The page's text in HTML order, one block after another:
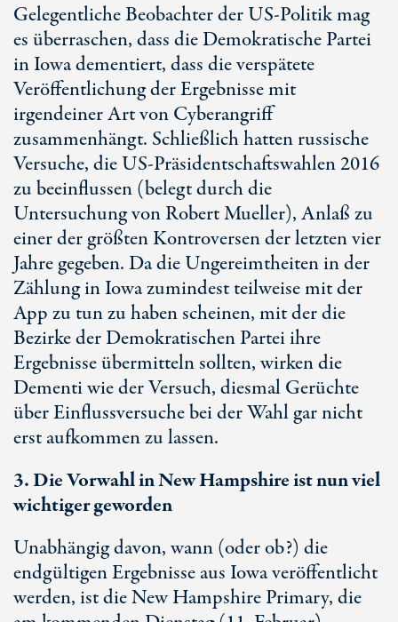
Gelegentliche Beobachter der US-Politik mag
es überraschen, dass die Demokratische Partei
in Iowa dementiert, dass die verspätete
Veröffentlichung der Ergebnisse mit
irgendeiner Art von Cyberangriff
zusammenhängt. Schließlich hatten russische
Versuche, die US-Präsidentschaftswahlen 2016
zu beeinflussen (belegt durch die
Untersuchung von Robert Mueller), Anlaß zu
einer der größten Kontroversen der letzten vier
Jahre gegeben. Da die Ungereimtheiten in der
Zählung in Iowa zumindest teilweise mit der
App zu tun zu haben scheinen, mit der die
Bezirke der Demokratischen Partei ihre
Ergebnisse übermitteln sollten, wirken die
Dementi wie der Versuch, diesmal Gerüchte
über Einflussversuche bei der Wahl gar nicht
erst aufkommen zu lassen.
3. Die Vorwahl in New Hampshire ist nun viel
wichtiger geworden
Unabhängig davon, wann (oder ob?) die
endgültigen Ergebnisse aus Iowa veröffentlicht
werden, ist die New Hampshire Primary, die